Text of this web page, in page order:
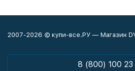
2007-2026 © купи-все.РУ — Магазин
8 (800) 100 23